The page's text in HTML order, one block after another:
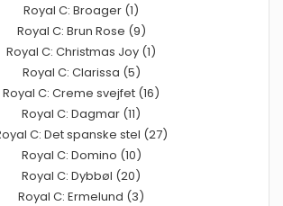
Royal C: Broager (1)
Royal C: Brun Rose (9)
Royal C: Christmas Joy (1)
Royal C: Clarissa (5)
Royal C: Creme svejfet (16)
Royal C: Dagmar (11)
C: Det spanske stel (27)
Royal C: Domino (10)
Royal C: Dybbøl (20)
Royal C: Ermelund (3)